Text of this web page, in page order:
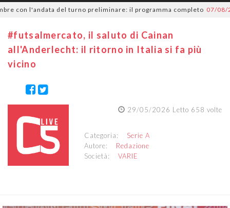
l'andata del turno preliminare: il programma completo 07/08/2026
#futsalmercato, il saluto di Cainan
all'Anderlecht: il ritorno in Italia si fa più
vicino
29/05/2026 Letto 658 volte
Categoria: Serie A
Autore: Redazione
Società:VARIE